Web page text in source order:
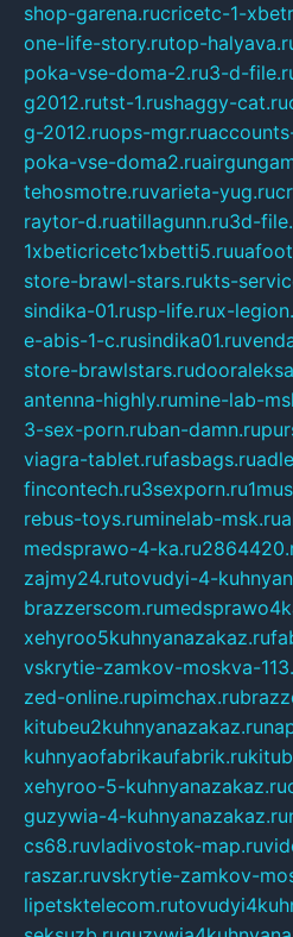
shop-garena.rucricetc-1-
one-life-story.rutop-
poka-vse-doma-2.ru3-d-
g2012.rutst-1.rushaggy-cat.ru
g-2012.ruops-mgr.ru
poka-vse-doma2.ru
tehosmotre.ruvarieta-yug.ru
raytor-d.ruatillagunn.ru3d-
1xbeticricetc1xbetti5.ru
store-brawl-stars.rukts-
sindika-01.rusp-life.rux-
e-abis-1-c.rusindika01.ru
store-brawlstars.ru
antenna-highly.rumine-lab-
3-sex-porn.ruban-damn.ru
viagra-tablet.rufasbags.ru
fincontech.ru3sexporn.ru
rebus-toys.ruminelab-msk.ru
medsprawo-4-ka.ru
zajmy24.rutovudyi-4-
brazzerscom.ru
xehyroo5kuhnyanazakaz.ru
vskrytie-zamkov-moskva-
zed-online.rupimchax.ru
kitubeu2kuhnyanazakaz.ru
kuhnyaofabrikaufabrik.ru
xehyroo-5-kuhnyanazakaz.ru
guzywia-4-kuhnyanazakaz.ru
cs68.ruvladivostok-map.ru
raszar.ruvskrytie-zamkov-
lipetsktelecom.ru